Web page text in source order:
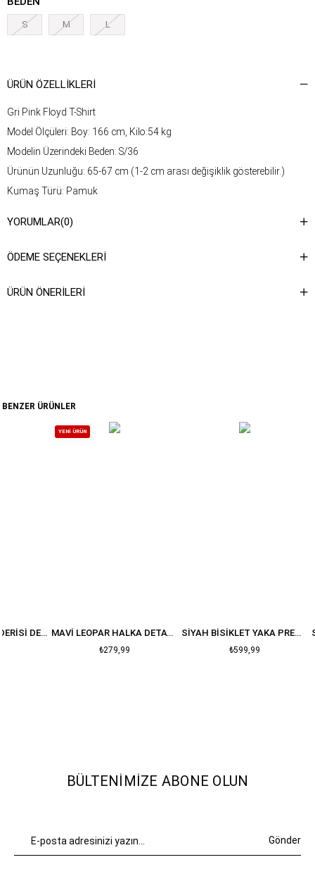
S M L
ÜRÜN ÖZELLIKLERI
Gri Pink Floyd T-Shirt
Model Ölçüleri: Boy: 166 cm, Kilo:54 kg
Modelin Üzerindeki Beden: S/36
Ürünün Uzunluğu: 65-67 cm (1-2 cm arası değişiklik gösterebilir.)
Kumaş Türü: Pamuk
talimatına ulaşabilirsiniz.
YORUMLAR(0)
ÖDEME SEÇENEKLERI
ÜRÜN ÖNERILERI
BENZER ÜRÜNLER
NEON SARI YILAN DERISI DESENLI T-SHIRT MAVI LEOPAR HALKA DETAY CROP
₺279,99
YENI ÜRÜN
SIYAH BISIKLET YAKA PREMIUM OVERSIZE PAMUK T-SHIRT
₺599,99
BÜLTENIMIZE ABONE OLUN
Gönder